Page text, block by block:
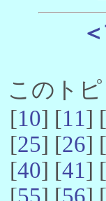
このト
[10] [11] [
[25] [26] [
[40] [41] [